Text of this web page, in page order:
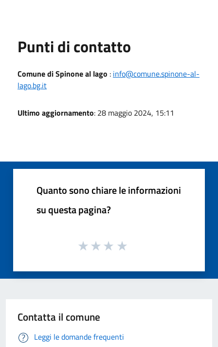
Punti di contatto
Comune di Spinone al lago : info@comune.spinone-al-
lago.bg.it
Ultimo aggiornamento: 28 maggio 2024, 15:11
Quanto sono chiare le informazioni
su questa pagina?
Contatta il comune
Leggi le domande frequenti